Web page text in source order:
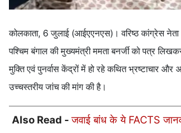
कोलकाता, 6 जुलाई (आईएएनएस)। वरिष्ठ कांग्रेस
पश्चिम बंगाल की मुख्यमंत्री ममता बनर्जी को पत्र
मुक्ति एवं पुनर्वास केंद्रों में हो रहे कथित भ्रष्टाचार और
उच्चस्तरीय जांच की मांग की है।
Also Read -जवाई बांध के ये FACTS